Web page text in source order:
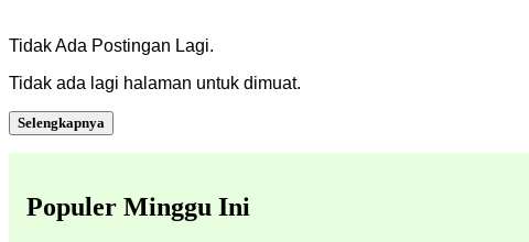
Tidak Ada Postingan Lagi.
Tidak ada lagi halaman untuk dimuat.
Selengkapnya
Populer Minggu Ini